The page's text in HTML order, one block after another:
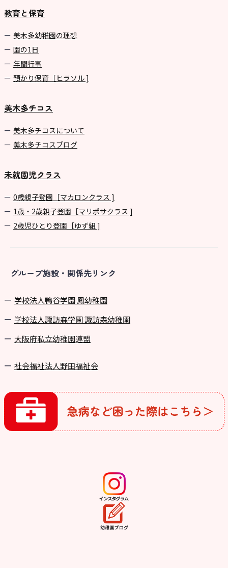
教育と保育
美⽊多幼稚園の理想
園の1⽇
年間⾏事
預かり保育［ヒラソル ]
美木多チコス
美⽊多チコスについて
美⽊多チコスブログ
未就園児クラス
0歳親子登園［マカロンクラス ]
1歳・2歳親子登園［マリポサクラス ]
2歳児ひとり登園［ゆず組 ]
グループ施設・関係先リンク
学校法⼈鴨⾕学園 鳳幼稚園
学校法⼈諏訪森学園 諏訪森幼稚園
⼤阪府私⽴幼稚園連盟
社会福祉法人野田福祉会